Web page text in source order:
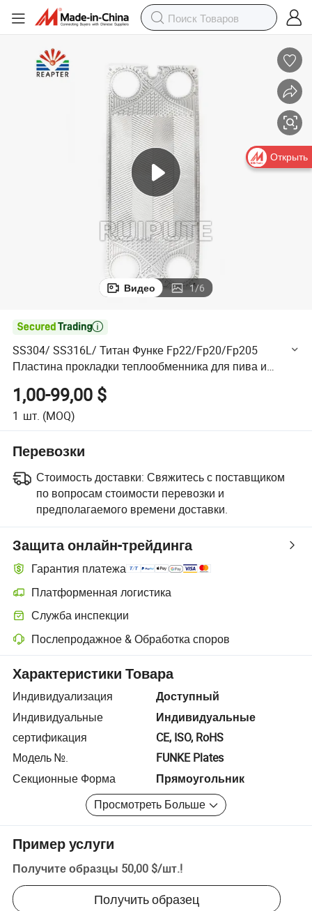
Видео 1/6

SS304/ SS316L/ Титан Функе Fp22/Fp20/Fp205
Пластина прокладки теплообменника для пива и
1,00-99,00 $
1 шт. (MOQ)
Перевозки
Стоимость доставки: Свяжитесь с поставщиком
по вопросам стоимости перевозки и
предполагаемого времени доставки.
Защита онлайн-трейдинга
Гарантия платежа
Платформенная логистика
Более удобное отслеживание отправлений благодаря
Служба инспекции
Дополнительная предпродажная инспекция для проверки
Послепродажное & Обработка споров
Разрешение споров с помощью платформы, включая возврат
Характеристики Товара
Индивидуализация
Доступный
Индивидуальные
Индивидуальные
сертификация
CE, ISO, RoHS
Модель №.
FUNKE Plates
Секционные Форма
Прямоугольник
Просмотреть Больше
Пример услуги
Получите образцы 50,00 $/шт.!
Получить образец
Открыть